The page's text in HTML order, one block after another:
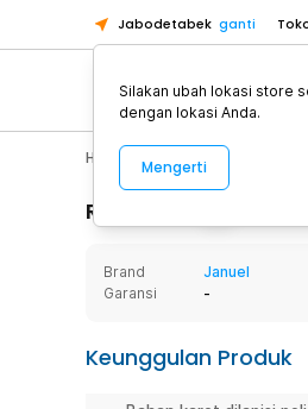
Jabodetabek ganti
Hobby Mobil
Rincian Produk
Brand
Januel
Garansi
-
Keunggulan Produk
Silakan ubah lokasi store
dengan lokasi Anda.
Mengerti